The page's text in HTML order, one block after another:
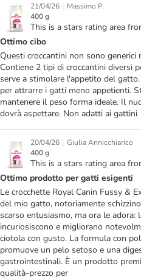
21/04/26 | Massimo P.
400 g
This is a stars rating area
Ottimo cibo
Questi croccantini non sono
Contiene 2 tipi di croccantini diversi
serve a stimolare l'appetito del
per attrarre i gatti meno appetienti.
mantenere il peso forma ideale. Il
dovrà aspettare. Non adatti ai gattini
20/04/26 | Giulia Annicchiarico
400 g
This is a stars rating area
Ottimo prodotto per gatti esigenti
Le crocchette Royal Canin Fussy &
del mio gatto, notoriamente
scarso entusiasmo, ma ora le
incuriosiscono e migliorano
ciotola con gusto. La formula con
promuove un pelo setoso e una
gastrointestinali. È un prodotto
qualità-prezzo per